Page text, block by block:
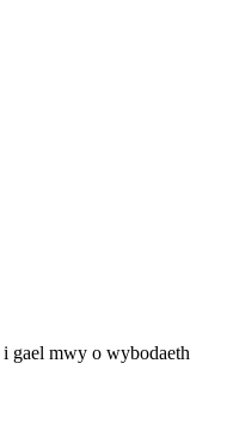
gael mwy o wybodaeth